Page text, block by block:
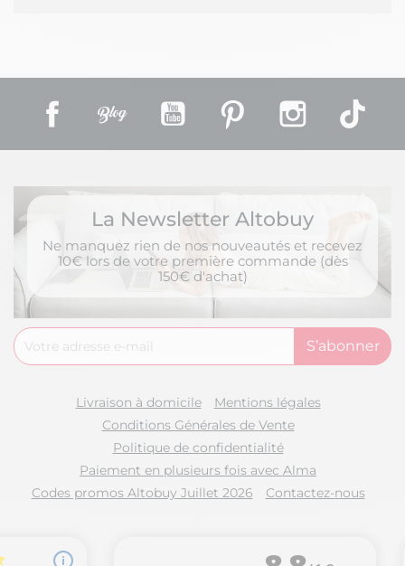
Facebook YouTube Pinterest Instagram
La Newsletter Altobuy
Ne manquez rien de nos nouveautés et recevez
10€ lors de votre première commande (dès
150€ d'achat)
Livraison à domicile
Mentions légales
Conditions Générales de Vente
Politique de confidentialité
Paiement en plusieurs fois avec Alma
Codes promos Altobuy Juillet 2026
Contactez-nous